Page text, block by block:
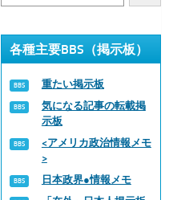
各種主要BBS（掲示板）
重たい掲示板
気になる記事の転載掲
示板
<アメリカ政治情報メモ
>
日本政界●情報メモ